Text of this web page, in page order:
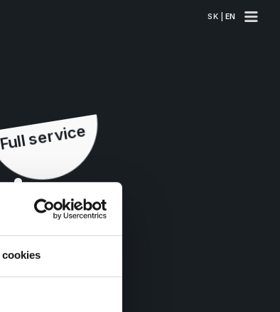
cookies
SK | EN
service
Dátové